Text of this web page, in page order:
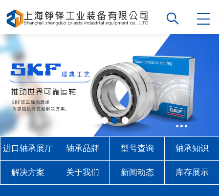
进口轴承展厅 轴承品牌 型号查询 轴承知识
解决方案 关于我们 新闻动态 库存展示